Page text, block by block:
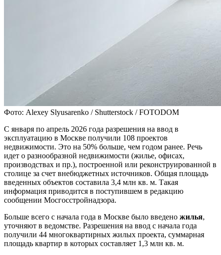
Фото: Alexey Slyusarenko / Shutterstock / FOTODOM
С января по апрель 2026 года разрешения на ввод в
эксплуатацию в Москве получили 108 проектов
недвижимости. Это на 50% больше, чем годом ранее. Речь
идет о разнообразной недвижимости (жилье, офисах,
производствах и пр.), построенной или реконструированной в
столице за счет внебюджетных источников. Общая площадь
введенных объектов составила 3,4 млн кв. м. Такая
информация приводится в поступившем в редакцию
сообщении Мосгосстройнадзора.
Больше всего с начала года в Москве было введено жилья,
уточняют в ведомстве. Разрешения на ввод с начала года
получили 44 многоквартирных жилых проекта, суммарная
площадь квартир в которых составляет 1,3 млн кв. м.